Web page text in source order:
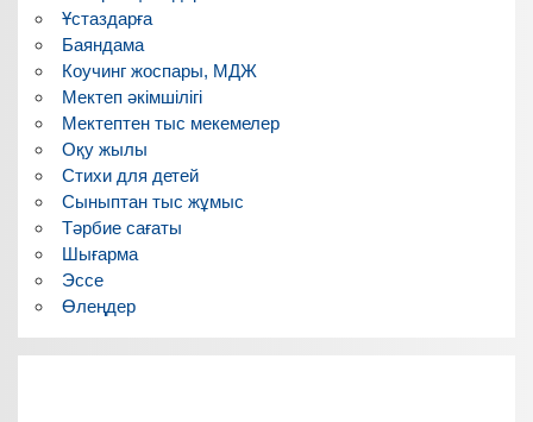
Ұстаздарға
Баяндама
Коучинг жоспары, МДЖ
Мектеп әкімшілігі
Мектептен тыс мекемелер
Оқу жылы
Стихи для детей
Сыныптан тыс жұмыс
Тәрбие сағаты
Шығарма
Эссе
Өлеңдер